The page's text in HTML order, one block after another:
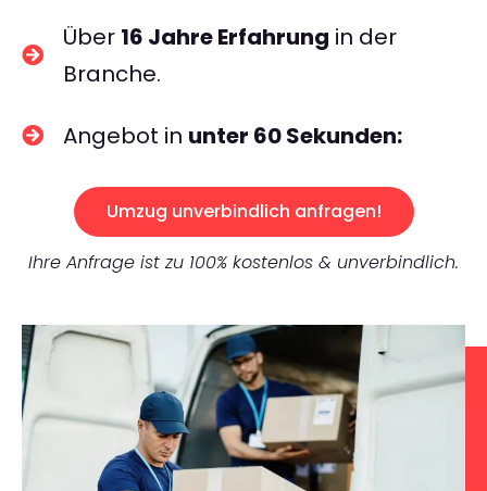
Über 16 Jahre Erfahrung in der
Branche.
Angebot in unter 60 Sekunden:
Umzug unverbindlich anfragen!
Ihre Anfrage ist zu 100% kostenlos & unverbindlich.